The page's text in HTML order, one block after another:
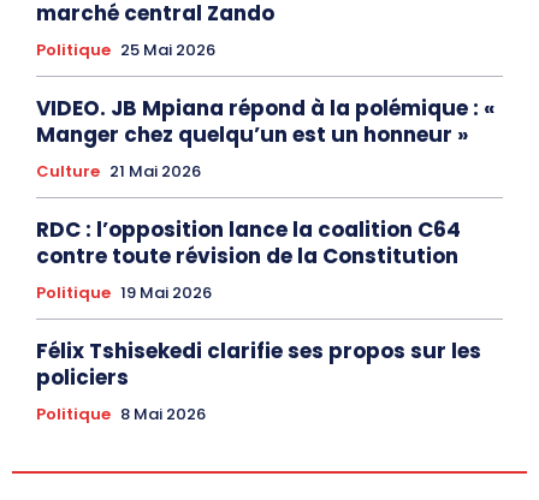
marché central Zando
Politique 25 Mai 2026
VIDEO. JB Mpiana répond à la polémique : «
Manger chez quelqu’un est un honneur »
Culture 21 Mai 2026
RDC : l’opposition lance la coalition C64
contre toute révision de la Constitution
Politique 19 Mai 2026
Félix Tshisekedi clarifie ses propos sur les
policiers
Politique 8 Mai 2026